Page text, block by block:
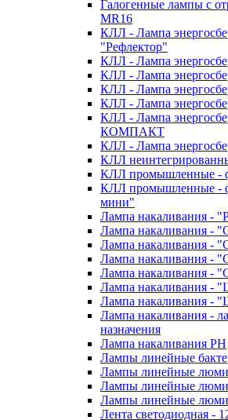
Галогенные лампы с
MR16
КЛЛ - Лампа
"Рефлектор"
КЛЛ - Лампа
КЛЛ - Лампа
КЛЛ - Лампа
КЛЛ - Лампа
КЛЛ - Лампа
КОМПАКТ
КЛЛ - Лампа
КЛЛ
КЛЛ промышленные -
КЛЛ промышленные -
мини"
Лампа накаливания -
Лампа накаливания -
Лампа накаливания -
Лампа накаливания -
Лампа накаливания -
Лампа накаливания -
Лампа накаливания -
Лампа накаливания -
назначения
Лампа накаливания РН
Лампы линейные
Лампы линейные
Лампы линейные
Лампы линейные
Лента светодиодная -